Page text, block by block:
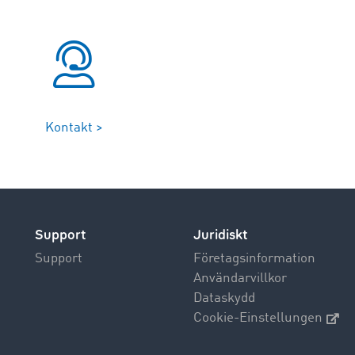
Kontakt >
Support
Support
Juridiskt
Företagsinformation
Användarvillkor
Dataskydd
Cookie-Einstellungen